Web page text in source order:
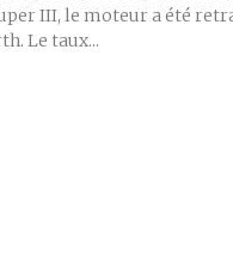
III, le moteur a été
Le taux...